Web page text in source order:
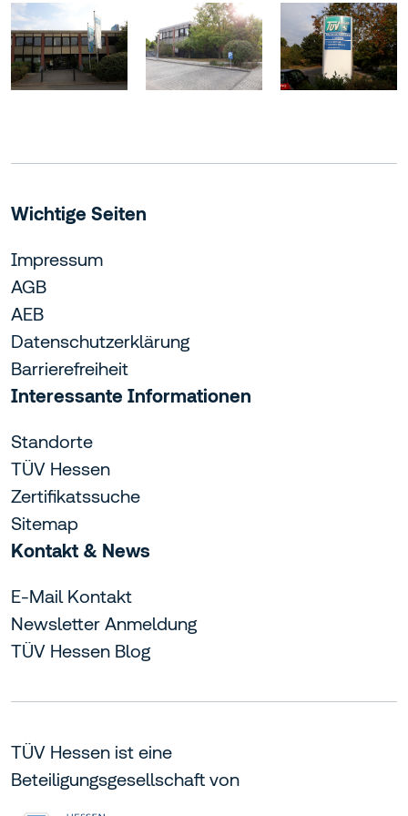
Wichtige Seiten
Impressum
AGB
AEB
Datenschutzerklärung
Barrierefreiheit
Interessante Informationen
Standorte
TÜV Hessen
Zertifikatssuche
Sitemap
Kontakt & News
E-Mail Kontakt
Newsletter Anmeldung
TÜV Hessen Blog
TÜV Hessen ist eine
Beteiligungsgesellschaft von